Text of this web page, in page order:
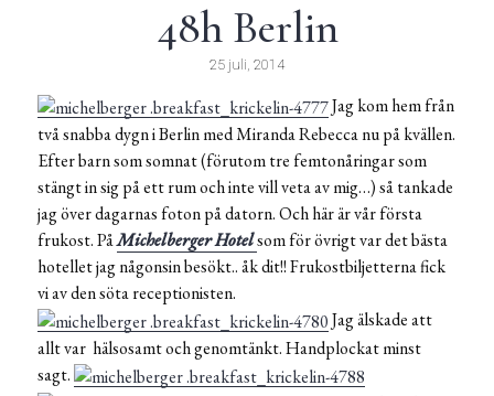
48h Berlin
25 juli, 2014
Jag kom hem från
två snabba dygn i Berlin med Miranda Rebecca nu på kvällen.
Efter barn som somnat (förutom tre femtonåringar som
stängt in sig på ett rum och inte vill veta av mig…) så tankade
jag över dagarnas foton på datorn. Och här är vår första
frukost. PåMichelberger Hotelsom för övrigt var det bästa
hotellet jag någonsin besökt.. åk dit!! Frukostbiljetterna fick
vi av den söta receptionisten.
Jag älskade att
allt var hälsosamt och genomtänkt. Handplockat minst
sagt.